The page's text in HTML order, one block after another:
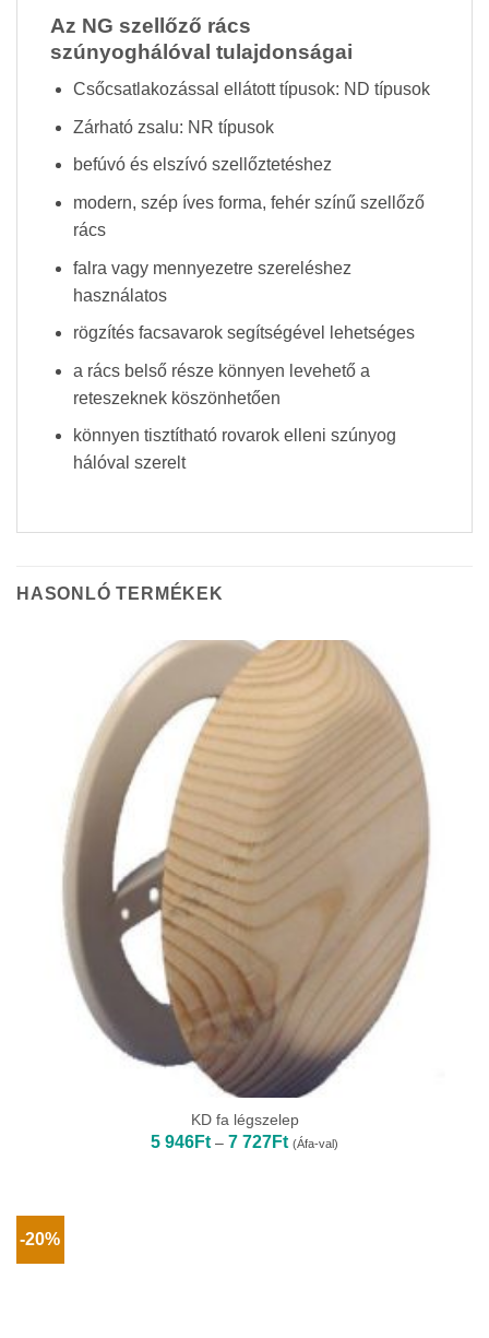
Az NG szellőző rács
szúnyoghálóval tulajdonságai
Csőcsatlakozással ellátott típusok: ND típusok
Zárható zsalu: NR típusok
befúvó és elszívó szellőztetéshez
modern, szép íves forma, fehér színű szellőző
rács
falra vagy mennyezetre szereléshez
használatos
rögzítés facsavarok segítségével lehetséges
a rács belső része könnyen levehető a
reteszeknek köszönhetően
könnyen tisztítható rovarok elleni szúnyog
hálóval szerelt
HASONLÓ TERMÉKEK
KD fa légszelep
5 946Ft – 7 727FtÁrtartomány:
5
(Áfa-val)
-20%